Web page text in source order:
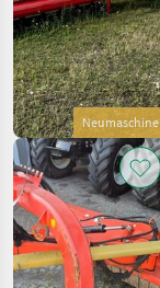
Neumaschine